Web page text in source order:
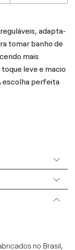
adapta-
tomar banho de
mais
leve e macio
escolha perfeita
no Brasil,